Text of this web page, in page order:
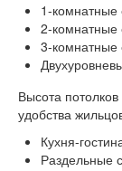
1-комнатные
2-комнатные
3-комнатные
Высота
удобства
Кухня-
Раздельные